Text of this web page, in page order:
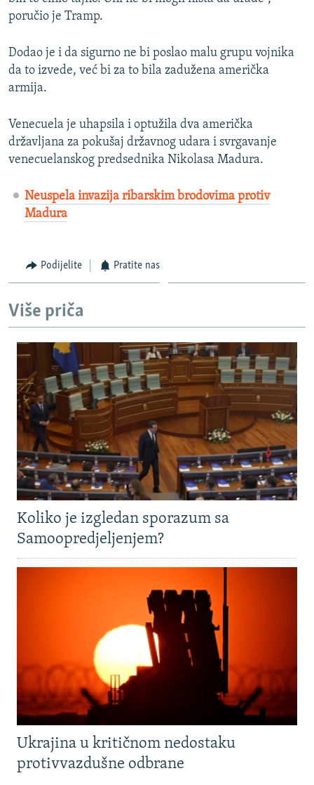
poručio je Tramp.
Dodao je i da sigurno ne bi poslao malu grupu vojnika
da to izvede, već bi za to bila zadužena američka
armija.
Venecuela je uhapsila i optužila dva američka
državljana za pokušaj državnog udara i svrgavanje
venecuelanskog predsednika Nikolasa Madura.
Neuspela invazija ribarskim brodovima protiv
Madura
Podijelite Pratite nas
Više priča
Koliko je izgledan sporazum sa
Samoopredjeljenjem?
Ukrajina u kritičnom nedostaku
protivvazdušne odbrane